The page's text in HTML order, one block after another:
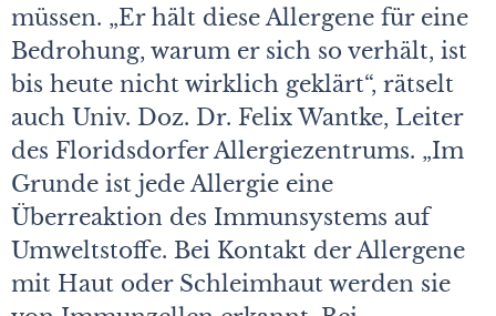
müssen. „Er hält diese Allergene für eine
Bedrohung, warum er sich so verhält, ist
bis heute nicht wirklich geklärt“, rätselt
auch Univ. Doz. Dr. Felix Wantke, Leiter
des Floridsdorfer Allergiezentrums. „Im
Grunde ist jede Allergie eine
Überreaktion des Immunsystems auf
Umweltstoffe. Bei Kontakt der Allergene
mit Haut oder Schleimhaut werden sie